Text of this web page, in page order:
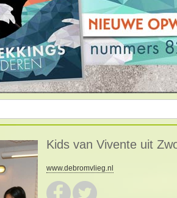
Kids van Vivente uit
www.debromvlieg.nl